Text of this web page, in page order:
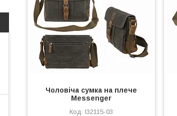
Чоловіча сумка на плече
Messenger
l32115-03